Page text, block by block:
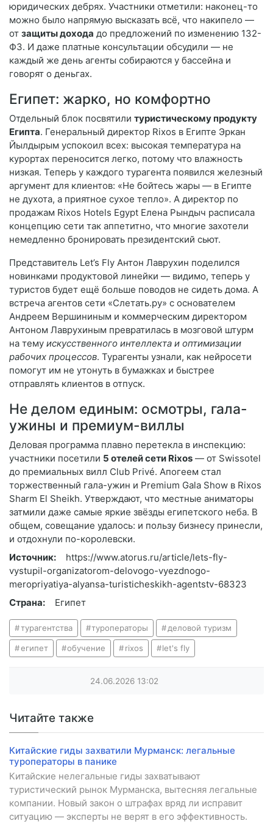
юридических дебрях. Участники отметили: наконец-то
можно было напрямую высказать всё, что накипело —
от защиты дохода до предложений по изменению 132-
ФЗ. И даже платные консультации обсудили — не
каждый же день агенты собираются у бассейна и
говорят о деньгах.
Египет: жарко, но комфортно
Отдельный блок посвятили туристическому продукту
Египта. Генеральный директор Rixos в Египте Эркан
Йылдырым успокоил всех: высокая температура на
курортах переносится легко, потому что влажность
низкая. Теперь у каждого турагента появился железный
аргумент для клиентов: «Не бойтесь жары — в Египте
не духота, а приятное сухое тепло». А директор по
продажам Rixos Hotels Egypt Елена Рындыч расписала
концепцию сети так аппетитно, что многие захотели
немедленно бронировать президентский сьют.
Представитель Let’s Fly Антон Лаврухин поделился
новинками продуктовой линейки — видимо, теперь у
туристов будет ещё больше поводов не сидеть дома. А
встреча агентов сети «Слетать.ру» с основателем
Андреем Вершининым и коммерческим директором
Антоном Лаврухиным превратилась в мозговой штурм
на тему искусственного интеллекта и оптимизации
рабочих процессов. Турагенты узнали, как нейросети
помогут им не утонуть в бумажках и быстрее
отправлять клиентов в отпуск.
Не делом единым: осмотры, гала-
ужины и премиум-виллы
Деловая программа плавно перетекла в инспекцию:
участники посетили 5 отелей сети Rixos — от Swissotel
до премиальных вилл Club Privé. Апогеем стал
торжественный гала-ужин и Premium Gala Show в Rixos
Sharm El Sheikh. Утверждают, что местные аниматоры
затмили даже самые яркие звёзды египетского неба. В
общем, совещание удалось: и пользу бизнесу принесли,
и отдохнули по-королевски.
Источник:
https://www.atorus.ru/article/lets-fly-
vystupil-organizatorom-delovogo-vyezdnogo-
meropriyatiya-alyansa-turisticheskikh-agentstv-68323
Страна:
Египет
турагентства туроператоры деловой туризм
египет обучение rixos let's fly
24.06.2026 13:02
Читайте также
Китайские гиды захватили Мурманск: легальные
туроператоры в панике
Китайские нелегальные гиды захватывают
туристический рынок Мурманска, вытесняя легальные
компании. Новый закон о штрафах вряд ли исправит
ситуацию — эксперты не верят в его эффективность.